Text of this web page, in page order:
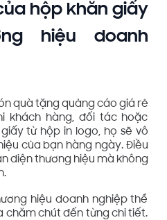
hộp khăn giấy
hiệu doanh
quà tặng quảng cáo giá rẻ
khách hàng, đối tác hoặc
từ hộp in logo, họ sẽ vô
của bạn hàng ngày. Điều
diện thương hiệu mà không
hiệu doanh nghiệp thể
chăm chút đến từng chi tiết.